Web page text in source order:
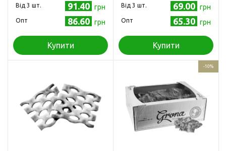
Від 3 шт. 91.40 грн
Опт 86.60 грн
Купити
Від 3 шт. 69.00 грн
Опт 65.30 грн
Купити
-10%